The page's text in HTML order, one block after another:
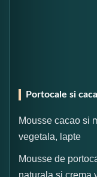
Portocale si
Mousse cacao si
vegetala, lapte
Mousse de
naturala si crema